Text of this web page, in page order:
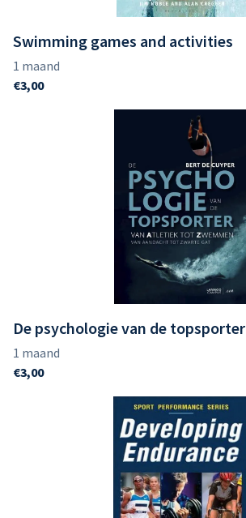
Swimming games and activities
De psychologie van de topsporter